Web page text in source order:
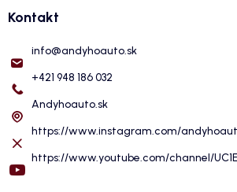
Kontakt
info@andyhoauto.sk
+421 948 186 032
Andyhoauto.sk
https://www.instagram.com/
https://www.youtube.com/channel/